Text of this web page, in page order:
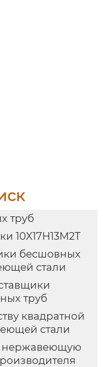
труб
10X17H13M2T
бесшовных
стали
труб
квадратной
стали
нержавеющую